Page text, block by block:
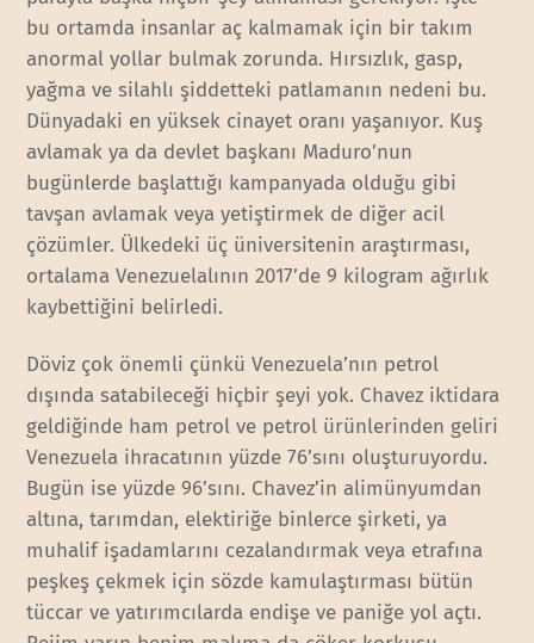
bu ortamda insanlar aç kalmamak için bir takım
anormal yollar bulmak zorunda. Hırsızlık, gasp,
yağma ve silahlı şiddetteki patlamanın nedeni bu.
Dünyadaki en yüksek cinayet oranı yaşanıyor. Kuş
avlamak ya da devlet başkanı Maduro’nun
bugünlerde başlattığı kampanyada olduğu gibi
tavşan avlamak veya yetiştirmek de diğer acil
çözümler. Ülkedeki üç üniversitenin araştırması,
ortalama Venezuelalının 2017’de 9 kilogram ağırlık
kaybettiğini belirledi.
Döviz çok önemli çünkü Venezuela’nın petrol
dışında satabileceği hiçbir şeyi yok. Chavez iktidara
geldiğinde ham petrol ve petrol ürünlerinden geliri
Venezuela ihracatının yüzde 76’sını oluşturuyordu.
Bugün ise yüzde 96’sını. Chavez’in alimünyumdan
altına, tarımdan, elektiriğe binlerce şirketi, ya
muhalif işadamlarını cezalandırmak veya etrafına
peşkeş çekmek için sözde kamulaştırması bütün
tüccar ve yatırımcılarda endişe ve paniğe yol açtı.